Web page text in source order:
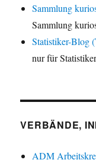
Sammlung
Sammlung
Statistiker-Blog
nur für
VERBÄNDE,
ADM